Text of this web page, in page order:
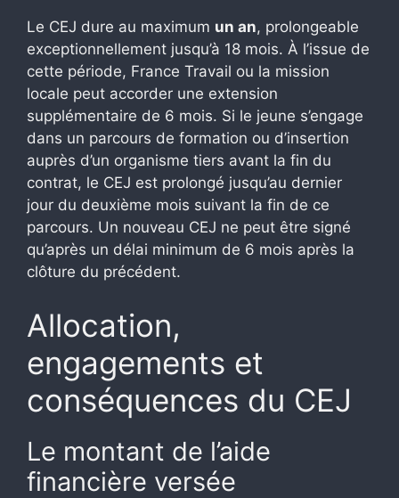
Le CEJ dure au maximum un an, prolongeable
exceptionnellement jusqu’à 18 mois. À l’issue de
cette période, France Travail ou la mission
locale peut accorder une extension
supplémentaire de 6 mois. Si le jeune s’engage
dans un parcours de formation ou d’insertion
auprès d’un organisme tiers avant la fin du
contrat, le CEJ est prolongé jusqu’au dernier
jour du deuxième mois suivant la fin de ce
parcours. Un nouveau CEJ ne peut être signé
qu’après un délai minimum de 6 mois après la
clôture du précédent.
Allocation,
engagements et
conséquences du CEJ
Le montant de l’aide
financière versée